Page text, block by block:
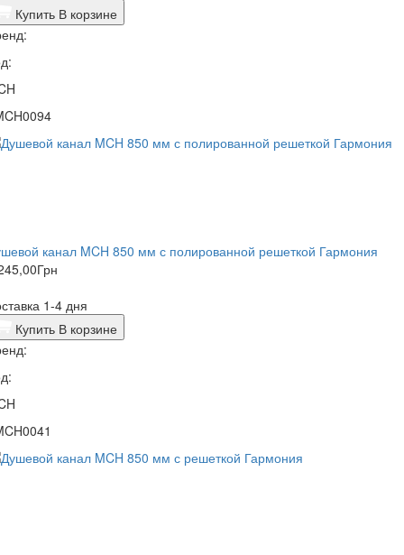
Купить В корзине
канал MCH 850 мм с полированной решеткой Гармония
Грн
1-4 дня
Купить В корзине